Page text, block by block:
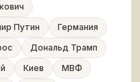
Путин
Германия
Дональд Трамп
Киев
МВФ